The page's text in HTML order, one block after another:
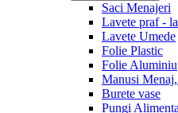
Saci Menajeri
Lavete praf -
Lavete Umede
Folie Plastic
Folie Aluminiu
Manusi
Burete vase
Pungi